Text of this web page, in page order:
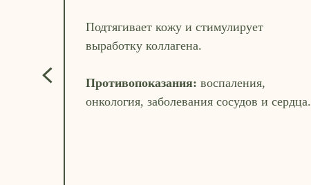
Подтягивает кожу и стимулирует
выработку коллагена.
Противопоказания: воспаления,
онкология, заболевания сосудов и сердца.